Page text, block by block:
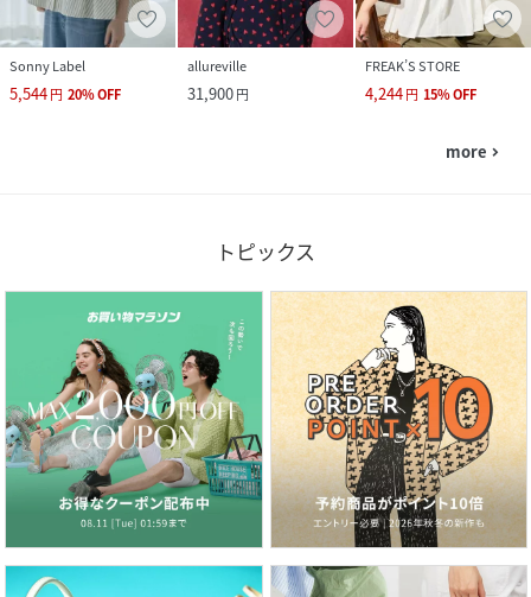
Sonny Label
5,544円 20%OFF
allureville
31,900円
FREAK’S STORE
4,244円 15%OFF
more navigate_next
トピックス